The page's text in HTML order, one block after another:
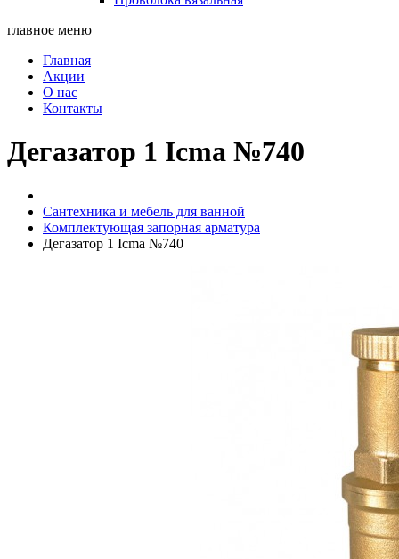
главное меню
Главная
Акции
О нас
Контакты
Дегазатор 1 Icma №740
Сантехника и мебель для ванной
Комплектующая запорная арматура
Дегазатор 1 Icma №740